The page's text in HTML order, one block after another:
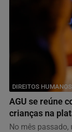
DIREITOS HUMANOS
AGU se reúne
crianças na
No mês